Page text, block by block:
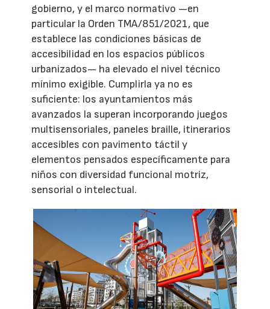
gobierno, y el marco normativo —en
particular la Orden TMA/851/2021, que
establece las condiciones básicas de
accesibilidad en los espacios públicos
urbanizados— ha elevado el nivel técnico
mínimo exigible. Cumplirla ya no es
suficiente: los ayuntamientos más
avanzados la superan incorporando juegos
multisensoriales, paneles braille, itinerarios
accesibles con pavimento táctil y
elementos pensados específicamente para
niños con diversidad funcional motriz,
sensorial o intelectual.